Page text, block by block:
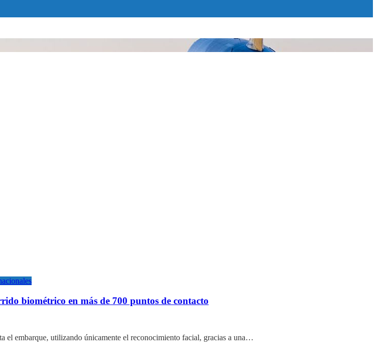
biométrico en más de 700 puntos de contacto
el embarque, utilizando únicamente el reconocimiento facial, gracias a una…